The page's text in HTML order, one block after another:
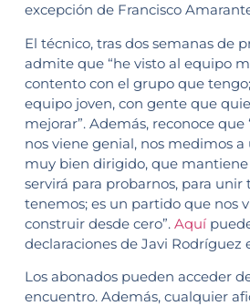
excepción de Francisco
El técnico, tras dos semanas de
admite que “he visto al equipo
contento con el grupo que
equipo joven, con gente que
mejorar”. Además, reconoce
nos viene genial, nos medimos
muy bien dirigido, que mantiene
servirá para probarnos, para unir
tenemos; es un partido que nos
construir desde cero”. Aquí
declaraciones de Javi Rodríguez
Los abonados pueden acceder
encuentro. Además, cualquier